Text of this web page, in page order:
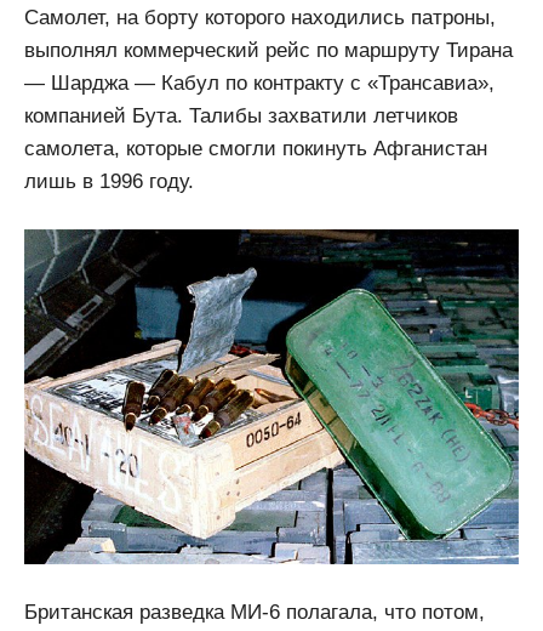
Самолет, на борту которого находились патроны,
выполнял коммерческий рейс по маршруту Тирана
— Шарджа — Кабул по контракту с «Трансавиа»,
компанией Бута. Талибы захватили летчиков
самолета, которые смогли покинуть Афганистан
лишь в 1996 году.
Британская разведка МИ-6 полагала, что потом,